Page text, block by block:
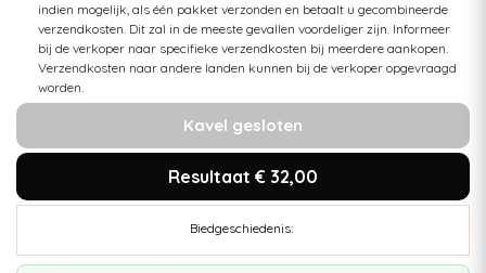
indien mogelijk, als één pakket verzonden en betaalt u gecombineerde
verzendkosten. Dit zal in de meeste gevallen voordeliger zijn. Informeer
bij de verkoper naar specifieke verzendkosten bij meerdere aankopen.
Verzendkosten naar andere landen kunnen bij de verkoper opgevraagd
worden.
Kavel gesloten
Resultaat € 32,00
Biedgeschiedenis: